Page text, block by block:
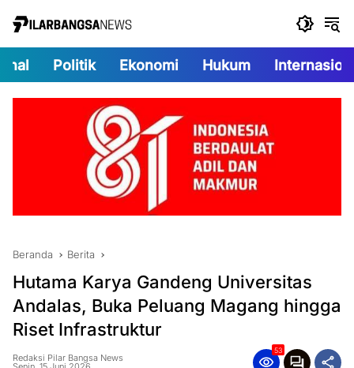
Politik Ekonomi Hukum
Beranda Berita
Hutama Karya Gandeng Universitas
Andalas, Buka Peluang Magang hingga
Riset Infrastruktur
Redaksi Pilar Bangsa News
53